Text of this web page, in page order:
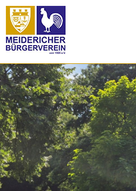
Home
A59 Ausbau
Bildung
Logistik
unser Verein
Vereinsleben